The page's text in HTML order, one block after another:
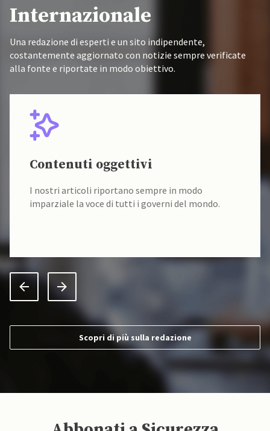
Internazionale
Una redazione di esperti e un sito indipendente,
costantemente aggiornato con notizie sempre verificate
alla fonte e riportate in modo obiettivo.
Contenuti oggettivi
I nostri articoli riportano sempre in modo
imparziale la voce di tutti i governi del mondo.
Scopri di più sulla redazione